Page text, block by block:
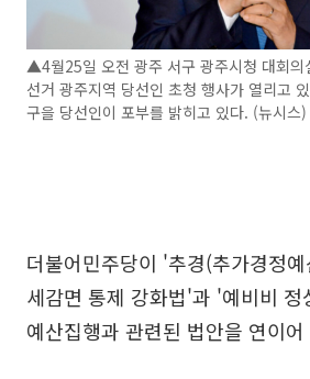
▲4월25일 오전 광주 서구 광주시청 대회의
선거 광주지역 당선인 초청 행사가 열리고
구을 당선인이 포부를 밝히고 있다. (뉴시스)
더불어민주당이 '추경(추가경정
세감면 통제 강화법'과 '예비비 정
예산집행과 관련된 법안을 연이